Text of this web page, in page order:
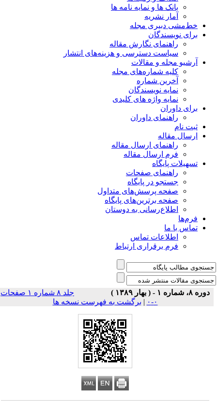
بانک ها و نمایه نامه ها
آمار نشریه
خط‌مشی دبیری مجله
برای نویسندگان
راهنمای نگارش مقاله
سیاست دسترسی و هزینه‌های انتشار
آرشیو مجله و مقالات
کلیه شماره‌های مجله
آخرین شماره
نمایه نویسندگان
نمایه واژه های کلیدی
برای داوران
راهنمای داوران
ثبت نام
ارسال مقاله
راهنمای ارسال مقاله
فرم ارسال مقاله
تسهیلات پایگاه
راهنمای صفحات
جستجو در پایگاه
صفحه پرسش‌های متداول
صفحه برترین‌های پایگاه
اطلاع‌رسانی به دوستان
فرم‌ها
تماس با ما
اطلاعات تماس
فرم برقراری ارتباط
دوره ۸، شماره ۱ - ( بهار ۱۳۸۹ )
جلد ۸ شماره ۱ صفحات
| برگشت به فهرست نسخه ها